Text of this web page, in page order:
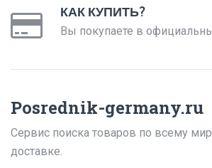
КАК КУПИТЬ?
Вы покупаете в
Posrednik-germany.ru
Сервис поиска товаров по всему
доставке.